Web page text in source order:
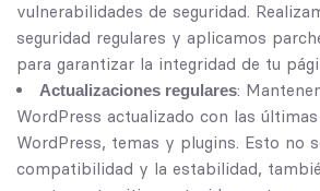
vulnerabilidades de seguridad.
seguridad regulares y aplicamos
para garantizar la integridad de tu
Actualizaciones regulares:
WordPress actualizado con las
WordPress, temas y plugins. Esto no
compatibilidad y la estabilidad,